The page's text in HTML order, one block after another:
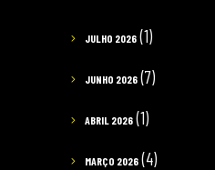
JULHO 2026 (1)
JUNHO 2026 (7)
ABRIL 2026 (1)
MARÇO 2026 (4)